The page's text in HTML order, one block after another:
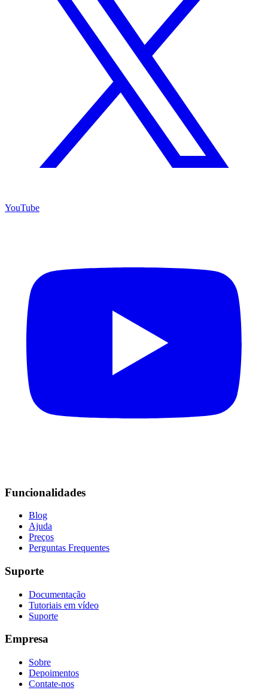
YouTube
Funcionalidades
Blog
Ajuda
Preços
Perguntas Frequentes
Suporte
Documentação
Tutoriais em vídeo
Suporte
Empresa
Sobre
Depoimentos
Contate-nos